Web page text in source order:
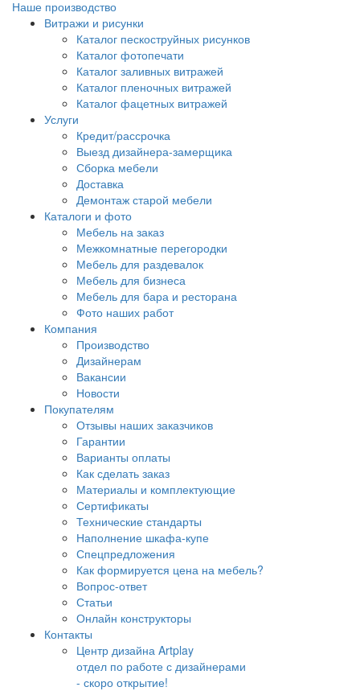
Наше производство
Витражи и рисунки
Каталог пескоструйных рисунков
Каталог фотопечати
Каталог заливных витражей
Каталог пленочных витражей
Каталог фацетных витражей
Услуги
Кредит/рассрочка
Выезд дизайнера-замерщика
Сборка мебели
Доставка
Демонтаж старой мебели
Каталоги и фото
Мебель на заказ
Межкомнатные перегородки
Мебель для раздевалок
Мебель для бизнеса
Мебель для бара и ресторана
Фото наших работ
Компания
Производство
Дизайнерам
Вакансии
Новости
Покупателям
Отзывы наших заказчиков
Гарантии
Варианты оплаты
Как сделать заказ
Материалы и комплектующие
Сертификаты
Технические стандарты
Наполнение шкафа-купе
Спецпредложения
Как формируется цена на мебель?
Вопрос-ответ
Статьи
Онлайн конструкторы
Контакты
Центр дизайна Artplay
отдел по работе с дизайнерами
- скоро открытие!